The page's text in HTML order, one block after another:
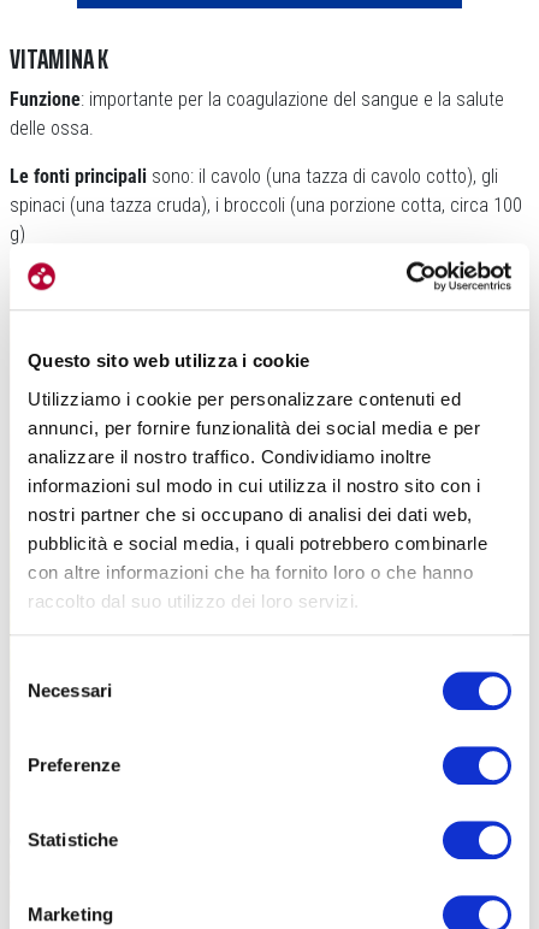
Questo sito web utilizza i cookie
Utilizziamo i cookie per personalizzare contenuti ed
annunci, per fornire funzionalità dei social media e per
analizzare il nostro traffico. Condividiamo inoltre
informazioni sul modo in cui utilizza il nostro sito con i
nostri partner che si occupano di analisi dei dati web,
pubblicità e social media, i quali potrebbero combinarle
con altre informazioni che ha fornito loro o che hanno
raccolto dal suo utilizzo dei loro servizi.
delNecessari
Preferenze
Statistiche
Marketing
VITAMINA K
Funzione: importante per la coagulazione del sangue e la salute
delle ossa.
Le fonti principali sono: il cavolo (una tazza di cavolo cotto), gli
spinaci (una tazza cruda), i broccoli (una porzione cotta, circa 100
g)
La vitamina C supporta il sistema immunitario ed è antinfiammatoria. Il kiwi